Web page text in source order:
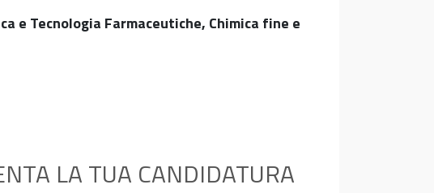
e Tecnologia Farmaceutiche, Chimica fine e
LA TUA CANDIDATURA